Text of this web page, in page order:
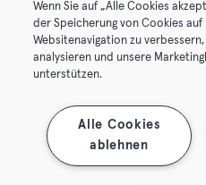
© 2026 Urban Sports Group
AGB Datenschutz
Vertrag hier kündigen
Wenn Sie auf „Alle Cookies
der Speicherung von Cookies
Websitenavigation zu
analysieren und unsere
unterstützen.
Alle Cookies
ablehnen